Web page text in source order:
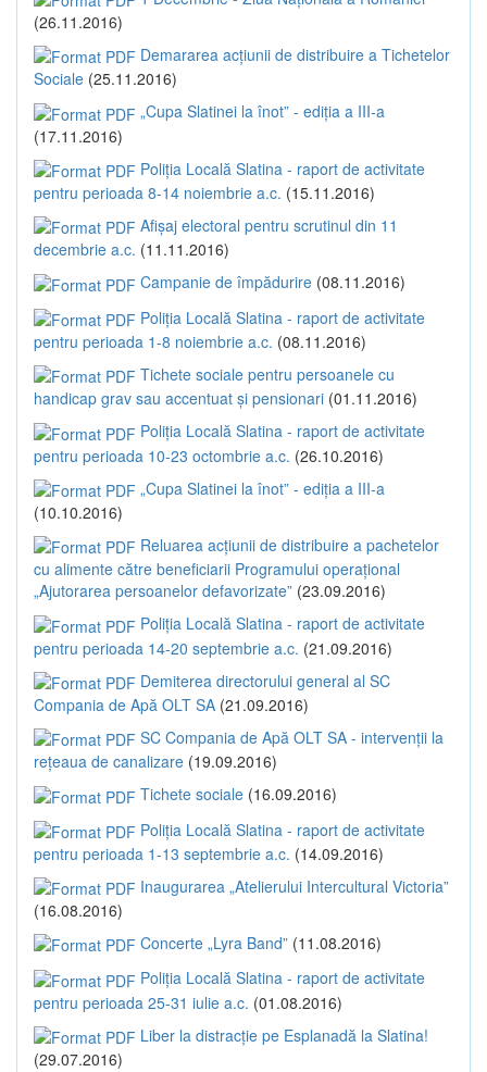
(26.11.2016)
Demararea acțiunii de distribuire a Tichetelor
Sociale (25.11.2016)
„Cupa Slatinei la înot” - ediția a III-a
(17.11.2016)
Poliția Locală Slatina - raport de activitate
pentru perioada 8-14 noiembrie a.c. (15.11.2016)
Afișaj electoral pentru scrutinul din 11
decembrie a.c. (11.11.2016)
Campanie de împădurire (08.11.2016)
Poliția Locală Slatina - raport de activitate
pentru perioada 1-8 noiembrie a.c. (08.11.2016)
Tichete sociale pentru persoanele cu
handicap grav sau accentuat și pensionari (01.11.2016)
Poliția Locală Slatina - raport de activitate
pentru perioada 10-23 octombrie a.c. (26.10.2016)
„Cupa Slatinei la înot” - ediția a III-a
(10.10.2016)
Reluarea acțiunii de distribuire a pachetelor
cu alimente către beneficiarii Programului operațional
„Ajutorarea persoanelor defavorizate” (23.09.2016)
Poliția Locală Slatina - raport de activitate
pentru perioada 14-20 septembrie a.c. (21.09.2016)
Demiterea directorului general al SC
Compania de Apă OLT SA (21.09.2016)
SC Compania de Apă OLT SA - intervenții la
rețeaua de canalizare (19.09.2016)
Tichete sociale (16.09.2016)
Poliția Locală Slatina - raport de activitate
pentru perioada 1-13 septembrie a.c. (14.09.2016)
Inaugurarea „Atelierului Intercultural Victoria”
(16.08.2016)
Concerte „Lyra Band” (11.08.2016)
Poliția Locală Slatina - raport de activitate
pentru perioada 25-31 iulie a.c. (01.08.2016)
Liber la distracție pe Esplanadă la Slatina!
(29.07.2016)